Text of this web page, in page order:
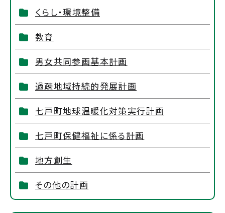
くらし・環境整備
教育
男女共同参画基本計画
過疎地域持続的発展計画
七戸町地球温暖化対策実行計画
七戸町保健福祉に係る計画
地方創生
その他の計画